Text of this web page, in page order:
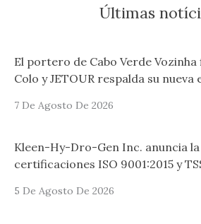
Últimas
El portero de Cabo Verde
Colo y JETOUR respalda su nueva
7 De Agosto De 2026
Kleen-Hy-Dro-Gen Inc. anuncia
certificaciones ISO 9001:2015 y
5 De Agosto De 2026